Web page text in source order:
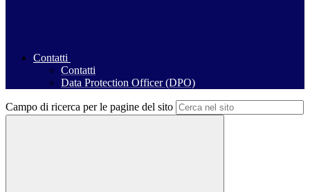
Contatti
Contatti
Data Protection Officer (DPO)
Campo di ricerca per le pagine del sito